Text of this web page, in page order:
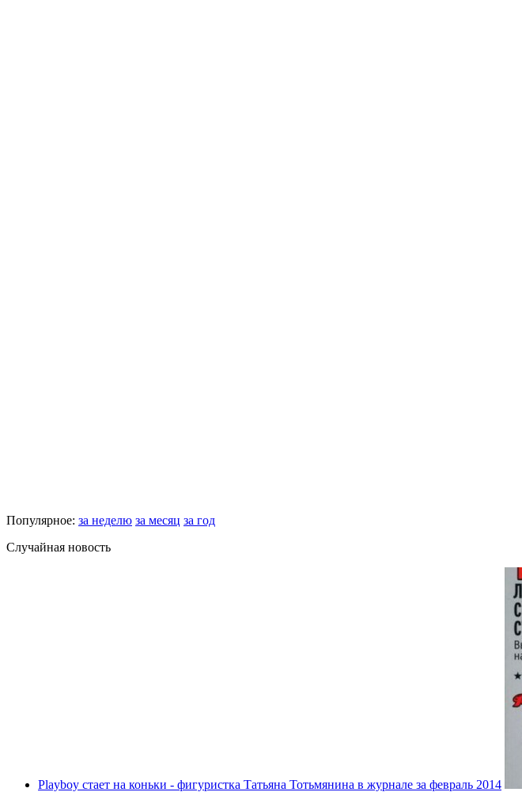
Популярное: за неделю за месяц за год
Случайная новость
Playboy стает на коньки - фигуристка Татьяна Тотьмянина в журнале за февраль 2014